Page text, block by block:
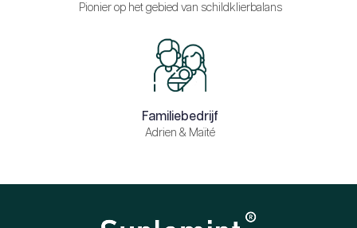
Pionier op het gebied van schildklierbalans
Familiebedrijf
Adrien & Maïté